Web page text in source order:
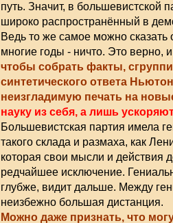
путь. Значит, в большевистской
широко распространённый в
Ведь то же самое можно сказать
многие годы - ничто. Это верно,
чтобы собрать факты,
синтетического ответа
неизгладимую печать на
науку из себя, а лишь
Большевистская партия имела
такого склада и размаха, как
которая свои мысли и действия
редчайшее исключение.
глубже, видит дальше. Между
неизбежно большая дистанция.
Можно даже признать, что